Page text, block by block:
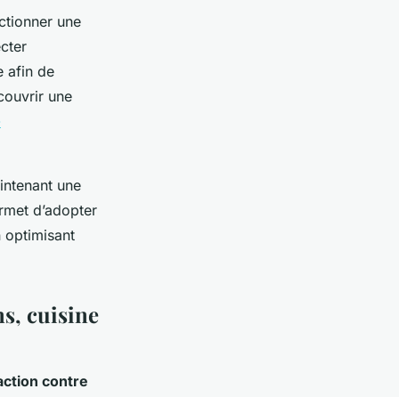
une
afin de
une
une
d’adopter
optimisant
cuisine
contre